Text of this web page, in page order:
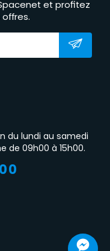
et profitez
du lundi au samedi
de 09h00 à 15h00.